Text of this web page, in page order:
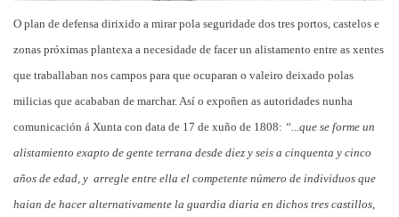
O plan de defensa dirixido a mirar pola seguridade dos tres portos, castelos e
zonas próximas plantexa a necesidade de facer un alistamento entre as xentes
que traballaban nos campos para que ocuparan o valeiro deixado polas
milicias que acababan de marchar. Así o expoñen as autoridades nunha
comunicación á Xunta con data de 17 de xuño de 1808: “...que se forme un
alistamiento exapto de gente terrana desde diez y seis a cinquenta y cinco
años de edad, y arregle entre ella el competente número de individuos que
haian de hacer alternativamente la guardia diaria en dichos tres castillos,